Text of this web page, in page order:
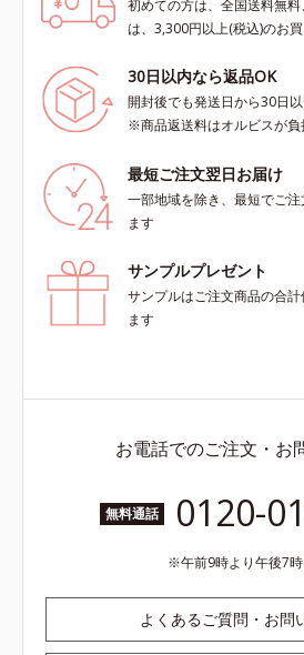
初めての方は、全国送料無
は、3,300円以上(税込)のお
30日以内なら返品OK
開封後でも発送日から30日
※商品返送料はオルビスが負
最短ご注文翌日お届け
一部地域を除き、最短でご
ます
サンプルプレゼント
サンプルはご注文商品の合
ます
お電話でのご注文・お
無料通話 0120-
午前9時より午後7
よくあるご質問・お問